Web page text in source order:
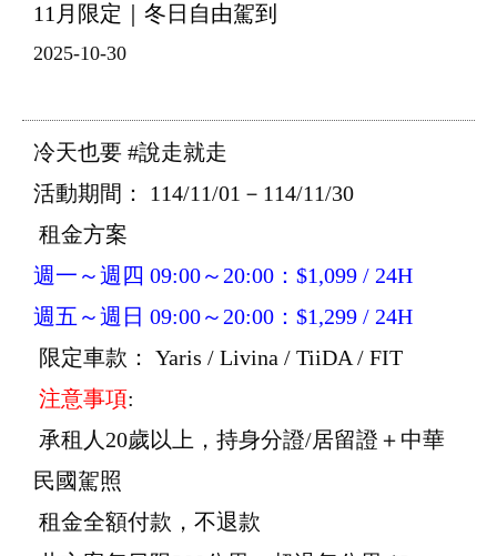
11月限定｜冬日自由駕到
2025-10-30
冷天也要 #說走就走
活動期間： 114/11/01－114/11/30
租金方案
週一～週四 09:00～20:00：$1,099 / 24H
週五～週日 09:00～20:00：$1,299 / 24H
限定車款： Yaris / Livina / TiiDA / FIT
注意事項:
承租人20歲以上，持身分證/居留證＋中華
民國駕照
租金全額付款，不退款